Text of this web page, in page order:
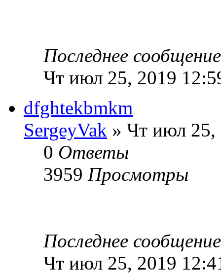
Последнее
Чт июл 25, 2019
dfghtekbmkm
SergeyVak » Чт июл 25,
0 Ответы
3959 Просмотры
Последнее
Чт июл 25, 2019